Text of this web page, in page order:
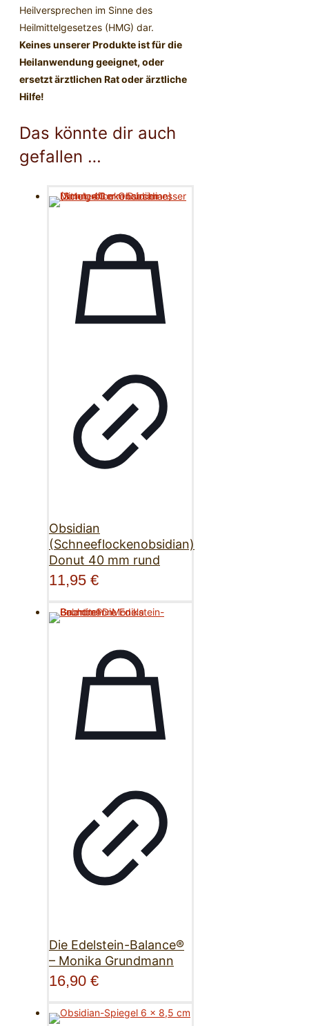
Heilversprechen im Sinne des
Heilmittelgesetzes (HMG) dar.
Keines unserer Produkte ist für die
Heilanwendung geeignet, oder
ersetzt ärztlichen Rat oder ärztliche
Hilfe!
Das könnte dir auch
gefallen …
Obsidian
(Schneeflockenobsidian)
Donut 40 mm rund
11,95 €
Die Edelstein-Balance®
– Monika Grundmann
16,90 €